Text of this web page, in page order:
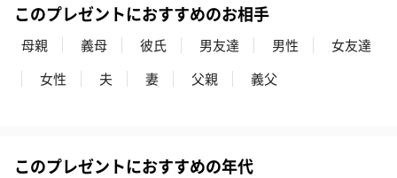
このプレゼントにおすすめのお相手
母親 義母 彼氏 男友達 男性
女友達
女性
夫 妻 父親 義父
このプレゼントにおすすめの年代